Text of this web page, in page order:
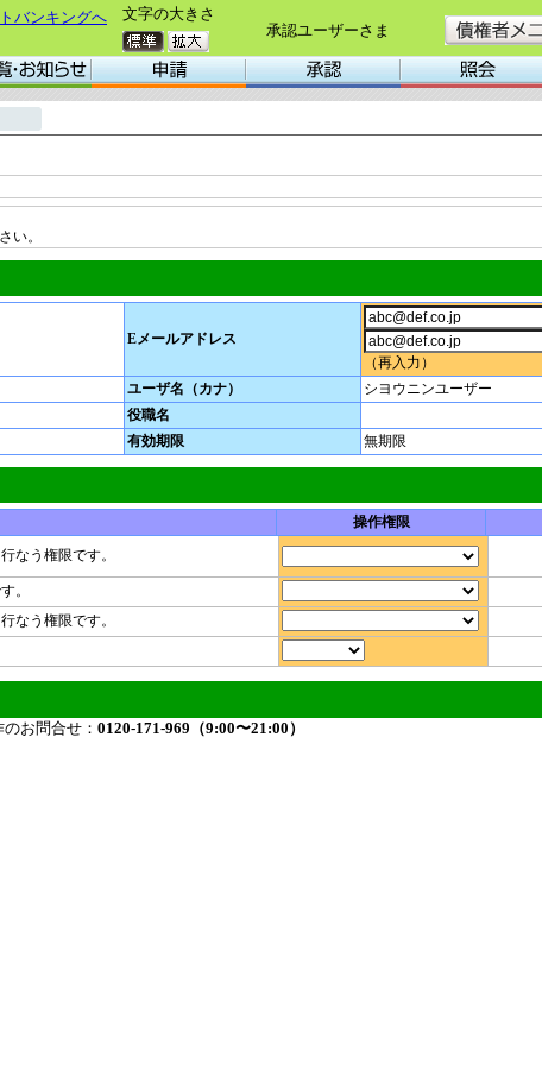
バンキングへ
文字の大きさ
承認ユーザーさま
い。
Eメールアドレス
（再入力）
ユーザ名（カナ）
シヨウニンユーザー
役職名
有効期限 無期限
操作権限
なう権限です。
。
なう権限です。
お問合せ： 0120-171-969（9:00〜21:00）